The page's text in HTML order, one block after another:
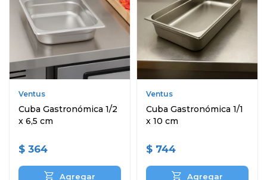
Ventus
Cuba Gastronómica 1/2
x 6,5 cm
$ 364
Ventus
Cuba Gastronómica 1/1
x 10 cm
$ 744